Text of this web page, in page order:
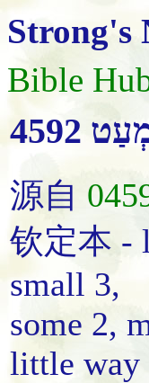
Strong's
Bible
源自
钦定本 -
small 3,
some 2,
little way